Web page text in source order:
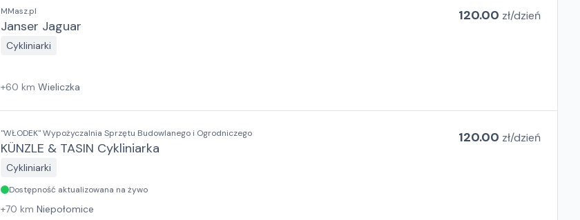
MMasz.pl
Janser Jaguar
Cykliniarki
120.00 zł/dzień
+60 km Wieliczka
"WŁODEK" Wypożyczalnia Sprzętu Budowlanego i Ogrodniczego
KÜNZLE & TASIN Cykliniarka
Cykliniarki
120.00 zł/dzień
Dostępność aktualizowana na żywo
+70 km Niepołomice